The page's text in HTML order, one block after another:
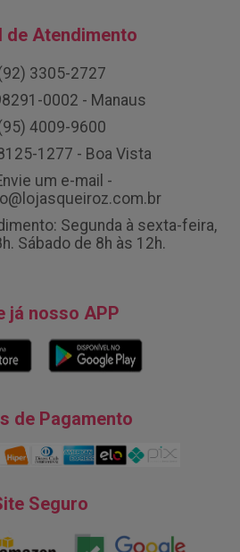
de Atendimento
3305-2727
0002 - Manaus
4009-9600
1277 - Boa Vista
um e-mail -
Segunda à sexta-feira,
Sábado de 8h às 12h.
já nosso APP
de Pagamento
Seguro